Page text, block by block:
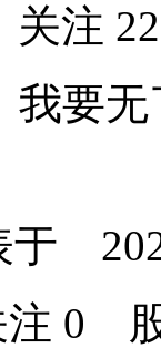
注 22
我要无
0